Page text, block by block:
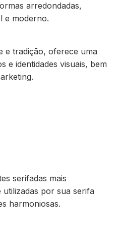
arredondadas,
e moderno.
e tradição, oferece uma
e identidades visuais, bem
serifadas mais
utilizadas por sua serifa
harmoniosas.